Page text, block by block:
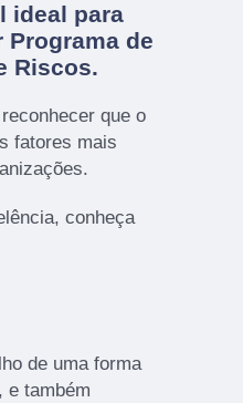
ideal para
Programa de
Riscos.
que o
fatores mais
conheça
de uma forma
e também